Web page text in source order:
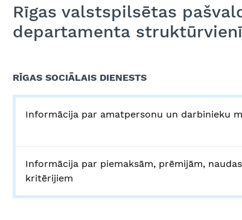
Rīgas valstspilsētas
departamenta
RĪGAS SOCIĀLAIS DIENESTS
Informācija par amatpersonu un darbinieku
Informācija par piemaksām, prēmijām,
kritērijiem